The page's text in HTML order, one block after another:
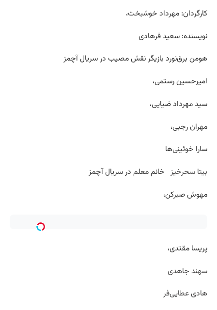
کارگردان: مهرداد خوشبخت،
نویسنده: سعید فرهادی
هومن برق‌نورد بازیگر نقش مصیب در سریال آچمز
امیرحسین رستمی،
سید مهرداد ضیایی،
مهران رجبی،
سارا خوئینی‌ها
بیتا سحرخیز خانم معلم در سریال آچمز
مهوش صبرکن،
پریسا مقتدی،
سهند جاهدی
هادی عطایی‌فر